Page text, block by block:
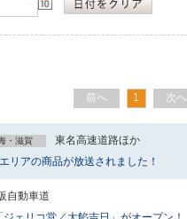
前へ 1 次へ
・滋賀
東名高速道路ほか
リアの商品が放送されました！
自動車道